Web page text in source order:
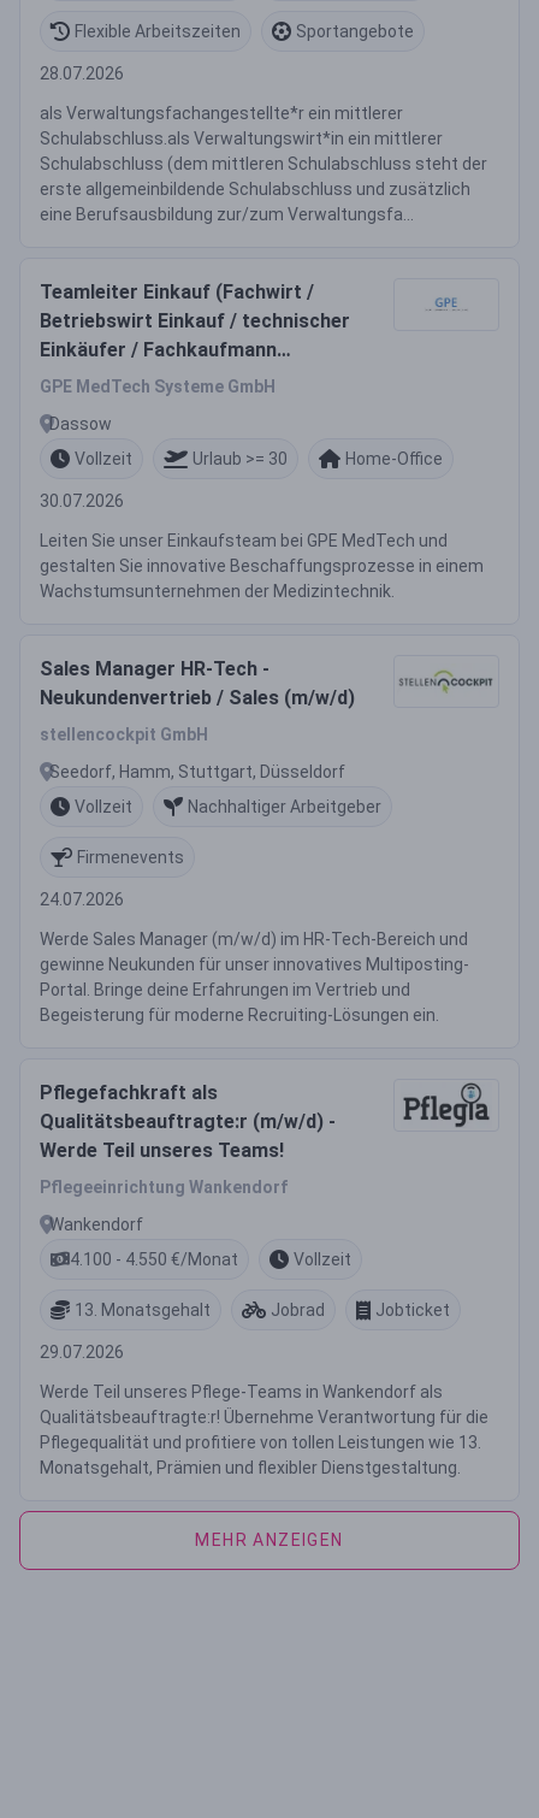
Flexible Arbeitszeiten Sportangebote
28.07.2026
als Verwaltungsfachangestellte*r ein mittlerer
Schulabschluss.als Verwaltungswirt*in ein mittlerer
Schulabschluss (dem mittleren Schulabschluss steht der
erste allgemeinbildende Schulabschluss und zusätzlich
eine Berufsausbildung zur/zum Verwaltungsfa...
Teamleiter Einkauf (Fachwirt /
Betriebswirt Einkauf / technischer
Einkäufer / Fachkaufmann
Logistik und Einkauf o.Ä.) (m/w/d)
GPE MedTech Systeme GmbH
Dassow
Vollzeit
Urlaub >= 30 Home-Office
30.07.2026
Leiten Sie unser Einkaufsteam bei GPE MedTech und
gestalten Sie innovative Beschaffungsprozesse in einem
Wachstumsunternehmen der Medizintechnik.
Sales Manager HR-Tech -
Neukundenvertrieb / Sales (m/w/d)
stellencockpit GmbH
Seedorf, Hamm, Stuttgart, Düsseldorf
Vollzeit
Nachhaltiger Arbeitgeber
Firmenevents
24.07.2026
Werde Sales Manager (m/w/d) im HR-Tech-Bereich und
gewinne Neukunden für unser innovatives Multiposting-
Portal. Bringe deine Erfahrungen im Vertrieb und
Begeisterung für moderne Recruiting-Lösungen ein.
Pflegefachkraft als
Qualitätsbeauftragte:r (m/w/d) -
Werde Teil unseres Teams!
Pflegeeinrichtung Wankendorf
Wankendorf
4.100 - 4.550 €/Monat
Vollzeit
13. Monatsgehalt Jobrad Jobticket
29.07.2026
Werde Teil unseres Pflege-Teams in Wankendorf als
Qualitätsbeauftragte:r! Übernehme Verantwortung für die
Pflegequalität und profitiere von tollen Leistungen wie 13.
Monatsgehalt, Prämien und flexibler Dienstgestaltung.
MEHR ANZEIGEN